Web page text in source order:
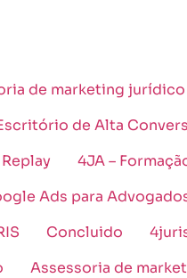
de marketing jurídico
de Alta
4JA –
Ads para
Concluido
Assessoria de